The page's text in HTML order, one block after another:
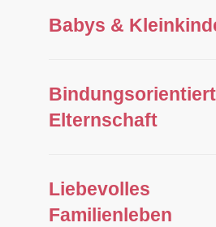
Babys &
Elternschaft
Liebevolles
Familienleben